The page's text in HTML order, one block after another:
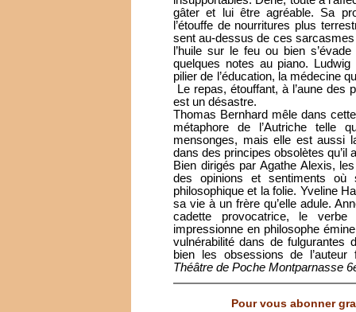
gâter et lui être agréable. Sa
l’étouffe de nourritures plus
sent au-dessus de ces sarcasmes
l’huile sur le feu ou bien
quelques notes au piano.
pilier de l’éducation, la médecine
Le repas, étouffant, à l’aune des
est un désastre.
Thomas Bernhard mêle dans
métaphore de l’Autriche telle
mensonges, mais elle est aussi
dans des principes obsolètes qu’il
Bien dirigés par Agathe Alexis,
des opinions et sentiments où
philosophique et la folie. Yveline
sa vie à un frère qu’elle adule.
cadette provocatrice, le
impressionne en philosophe
vulnérabilité dans de fulgurantes
bien les obsessions de
Théâtre de Poche Montparnasse
Pour vous abonner